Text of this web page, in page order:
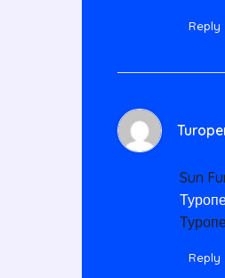
Reply
Sun
Reply